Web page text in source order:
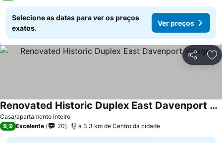
Selecione as datas para ver os preços
exatos.
Ver preços
Partilhar
Casa/apartamento inteiro
Renovated Historic Duplex East Davenport Village
9,9 Excelente 20 a 3.3 km de Centro da cidade